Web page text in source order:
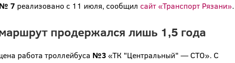
№ 7 реализовано с 11 июля, сообщил сайт «Транспорт Рязани».
продержался лишь 1,5 года
работа троллейбуса №3«ТК "Центральный" — СТО». С